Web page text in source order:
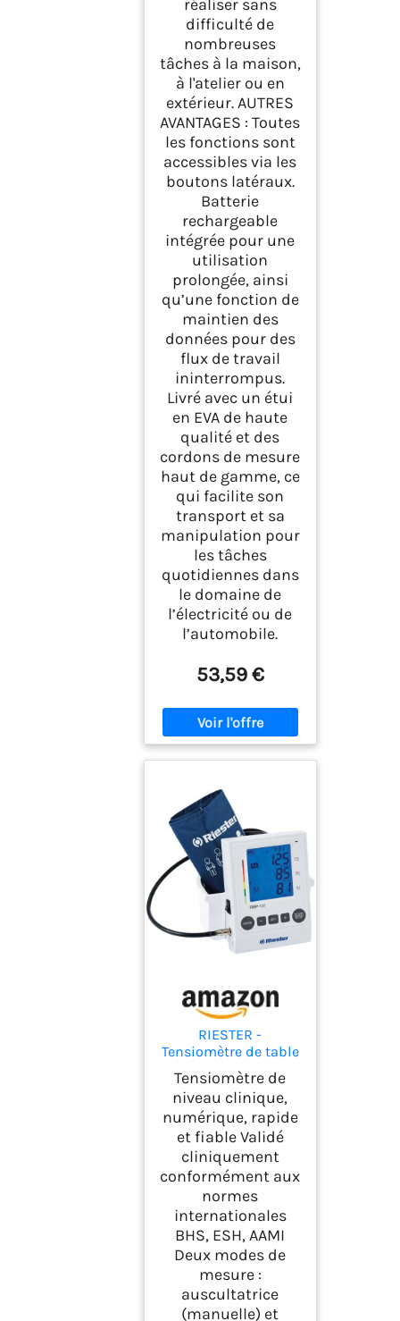
réaliser sans
difficulté de
nombreuses
tâches à la maison,
à l'atelier ou en
extérieur. AUTRES
AVANTAGES : Toutes
les fonctions sont
accessibles via les
boutons latéraux.
Batterie
rechargeable
intégrée pour une
utilisation
prolongée, ainsi
qu’une fonction de
maintien des
données pour des
flux de travail
ininterrompus.
Livré avec un étui
en EVA de haute
qualité et des
cordons de mesure
haut de gamme, ce
qui facilite son
transport et sa
manipulation pour
les tâches
quotidiennes dans
le domaine de
l’électricité ou de
l’automobile.
53,59 €
RIESTER -
Tensiomètre de table
RBP 100, niveau
clinique, numérique,
rapide et fiable,
49960
Tensiomètre de
niveau clinique,
numérique, rapide
et fiable Validé
cliniquement
conformément aux
normes
internationales
BHS, ESH, AAMI
Deux modes de
mesure :
auscultatrice
(manuelle) et